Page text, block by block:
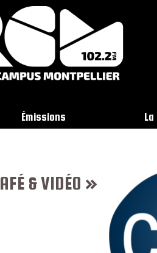
Émissions La
& VIDÉO »